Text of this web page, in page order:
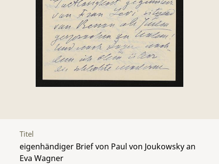
Titel
eigenhändiger Brief von Paul von Joukowsky an
Eva Wagner